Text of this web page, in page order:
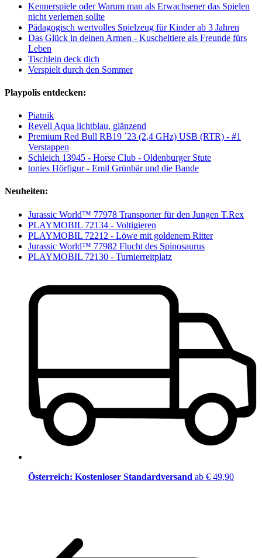
Kennerspiele oder Warum man als Erwachsener das Spielen
nicht verlernen sollte
Pädagogisch wertvolles Spielzeug für Kinder ab 3 Jahren
Das Glück in deinen Armen - Kuscheltiere als Freunde fürs
Leben
Tischlein deck dich
Verspielt durch den Sommer
Playpolis entdecken:
Piatnik
Revell Aqua lichtblau, glänzend
Premium Red Bull RB19 ´23 (2,4 GHz) USB (RTR) - #1
Verstappen
Schleich 13945 - Horse Club - Oldenburger Stute
tonies Hörfigur - Emil Grünbär und die Bande
Neuheiten:
Jurassic World™ 77978 Transporter für den Jungen T.Rex
PLAYMOBIL 72134 - Voltigieren
PLAYMOBIL 72212 - Löwe mit goldenem Ritter
Jurassic World™ 77982 Flucht des Spinosaurus
PLAYMOBIL 72130 - Turnierreitplatz
Österreich: Kostenloser Standardversand ab € 49,90